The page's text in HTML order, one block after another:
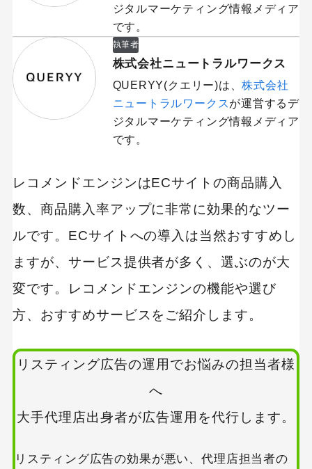
ジタルマーケティング情報メディア
です。
執筆者
株式会社ニュートラルワークス
QUERYY(クエリー)は、株式会社
ニュートラルワークスが運営するデ
ジタルマーケティング情報メディア
です。
レコメンドエンジンはECサイトの商品購入
数、商品購入率アップに非常に効果的なツー
ルです。ECサイトへの導入は当然おすすめし
ますが、サービス提供者が多く、選ぶのが大
変です。レコメンドエンジンの機能や選び
方、おすすめサービスをご紹介します。
リスティング広告の運用でお悩みの担当者様
へ
大手代理店出身者が広告運用を代行します。
リスティング広告の効果が悪い、代理店担当者の